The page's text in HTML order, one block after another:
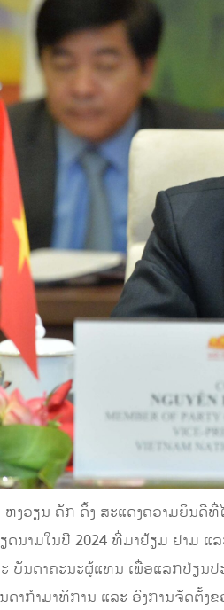
ງວຽນ ຄັກ ດິ້ງ ສະແດງຄວາມຍິນດີ
ດນາມໃນ​ປີ 2024 ທີ່ມາ​ຢ້ຽມ ຢາມ
ບັນດາ​ຄະນະຜູ້​ແທນ ​ເພື່ອ​ແລກປ່ຽນ​
ດາ​ກຳມາທິການ ​ແລະ ​ອົງການ​ຈັດ​ຕັ້ງ